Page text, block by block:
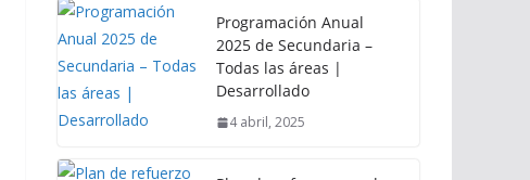
Programación Anual
2025 de Secundaria –
Todas las áreas |
Desarrollado
4 abril, 2025